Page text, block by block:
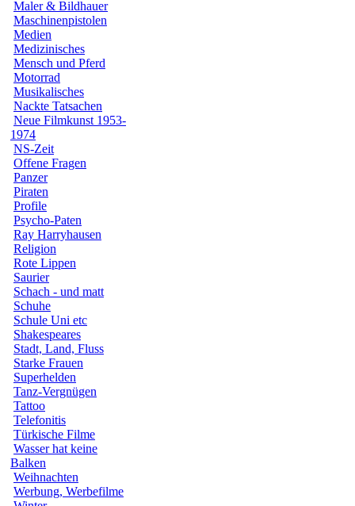
Maler & Bildhauer
Maschinenpistolen
Medien
Medizinisches
Mensch und Pferd
Motorrad
Musikalisches
Nackte Tatsachen
Neue Filmkunst 1953-
1974
NS-Zeit
Offene Fragen
Panzer
Piraten
Profile
Psycho-Paten
Ray Harryhausen
Religion
Rote Lippen
Saurier
Schach - und matt
Schuhe
Schule Uni etc
Shakespeares
Stadt, Land, Fluss
Starke Frauen
Superhelden
Tanz-Vergnügen
Tattoo
Telefonitis
Türkische Filme
Wasser hat keine
Balken
Weihnachten
Werbung, Werbefilme